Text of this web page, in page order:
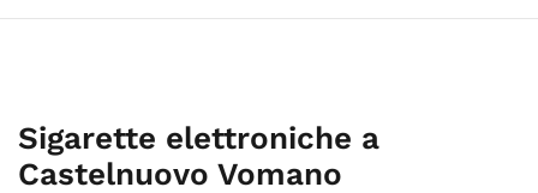
Sigarette elettroniche a
Castelnuovo Vomano